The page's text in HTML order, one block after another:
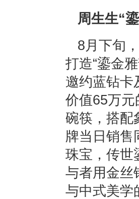
周生生“
8月下旬
打造“鎏金
邀约蓝钻卡
价值65万
碗筷，搭配
牌当日销售
珠宝，传世
与者用金丝
与中式美学